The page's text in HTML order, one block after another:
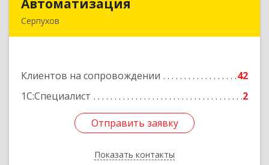
Автоматизация
Серпухов
Клиентов на сопровождении
42
1С:Специалист
2
Отправить заявку
Показать контакты
Подробнее
Отправить заявку
Назад